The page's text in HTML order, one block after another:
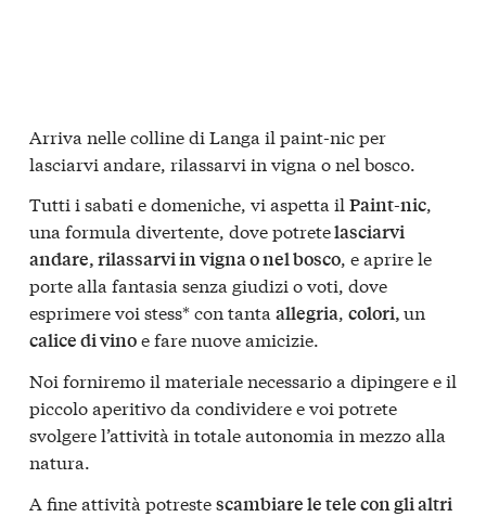
Arriva nelle colline di Langa il paint-nic per
lasciarvi andare, rilassarvi in vigna o nel bosco.
Tutti i sabati e domeniche, vi aspetta il Paint-nic,
una formula divertente, dove potretelasciarvi
andare, rilassarvi in vigna o nel bosco, e aprire le
porte alla fantasia senza giudizi o voti, dove
esprimere voi stess* con tanta allegria, colori,un
calice di vinoe fare nuove amicizie.
Noi forniremo il materiale necessario a dipingere e il
piccolo aperitivo da condividere e voi potrete
svolgere l’attività in totale autonomia in mezzo alla
natura.
A fine attività potrestescambiare le tele con gli altri